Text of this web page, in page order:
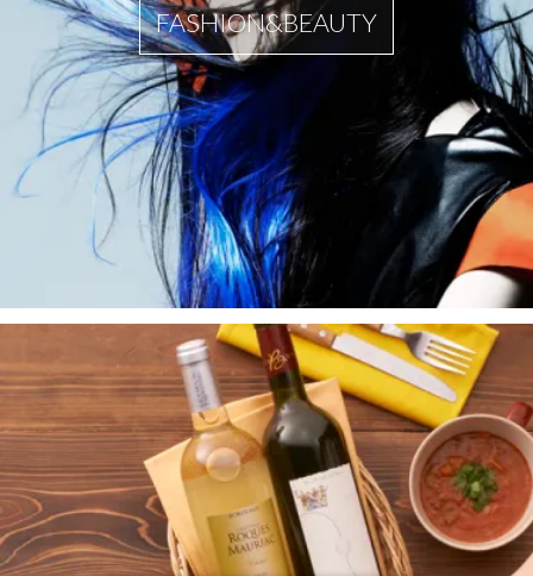
FASHION&BEAUTY